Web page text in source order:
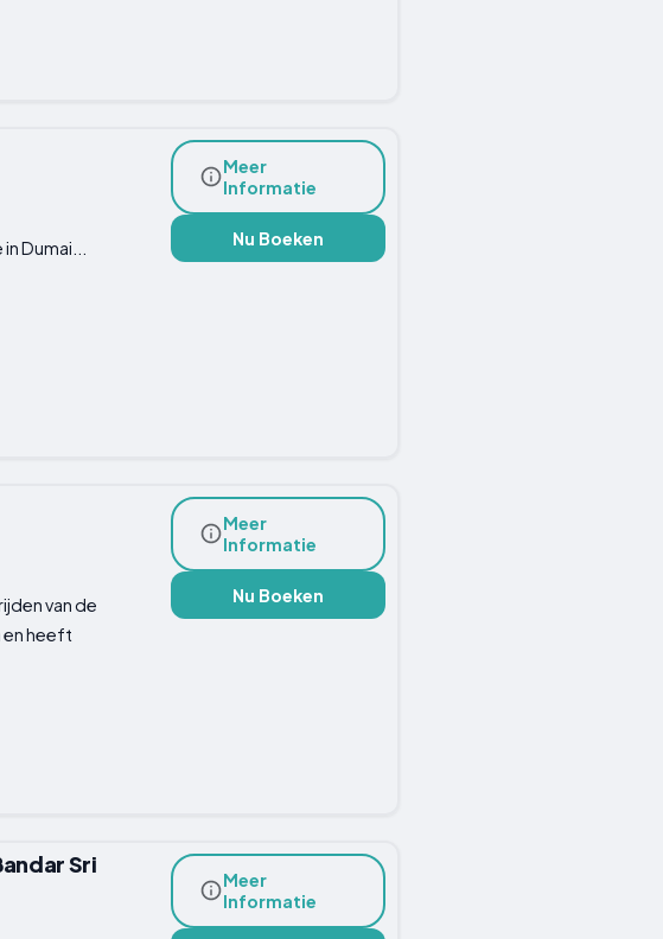
Dumai...
Meer
Informatie
Nu Boeken
van de
en heeft
Meer
Informatie
Nu Boeken
Sri
Meer
Informatie